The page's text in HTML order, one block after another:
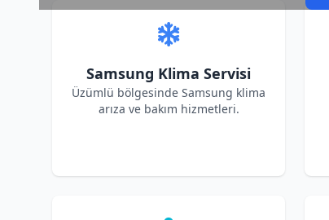
Samsung Klima Servisi
Üzümlü bölgesinde Samsung klima
arıza ve bakım hizmetleri.